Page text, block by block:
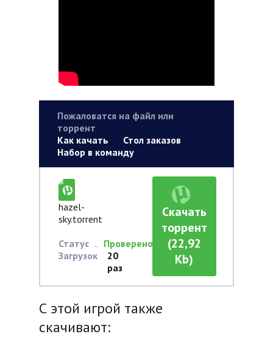
Пожаловатся на файл или
торрент
Как качать
Стол заказов
Набор в команду
hazel-
sky.torrent
Статус
Проверено
Загрузок
20
раз
Скачать
торрент
(22,92
Kb)
С этой игрой также
скачивают: